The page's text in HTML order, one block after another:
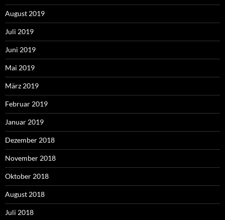
August 2019
Juli 2019
Juni 2019
Mai 2019
März 2019
Februar 2019
Januar 2019
Dezember 2018
November 2018
Oktober 2018
August 2018
Juli 2018